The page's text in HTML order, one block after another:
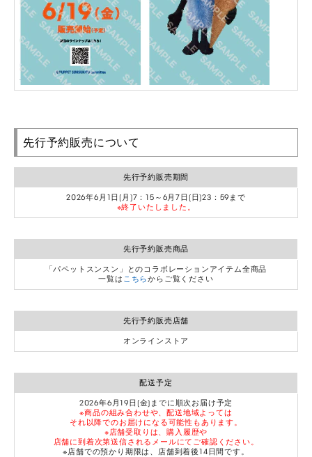
先行予約販売について
先行予約販売期間
2026年6月1日(月)7：15～6月7日(日)23：59まで
※終了いたしました。
先行予約販売商品
「パペットスンスン」とのコラボレーションアイテム全商品
一覧は こちらからご覧ください
先行予約販売店舗
オンラインストア
配送予定
2026年6月19日(金)までに順次お届け予定
※商品の組み合わせや、配送地域よっては
それ以降でのお届けになる可能性もあります。
※店舗受取りは、購入履歴や
店舗に到着次第送信されるメールにてご確認ください。
※店舗での預かり期限は、店舗到着後14日間です。